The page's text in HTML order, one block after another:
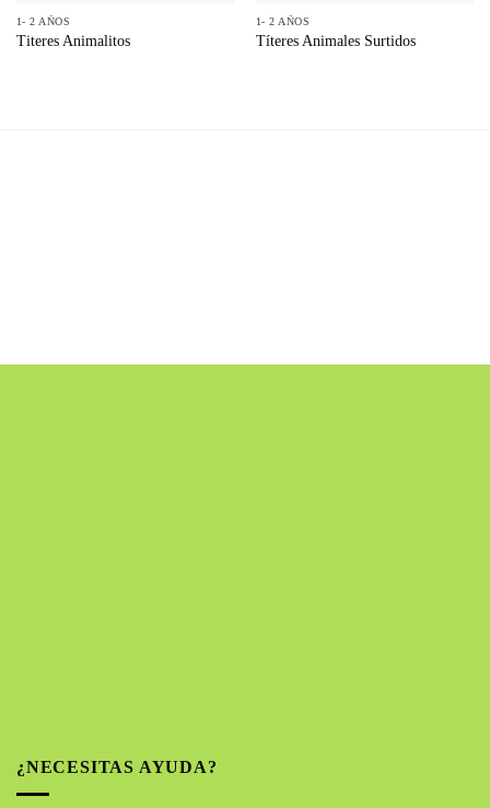
1- 2 AÑOS
Titeres Animalitos
1- 2 AÑOS
Títeres Animales Surtidos
¿NECESITAS AYUDA?